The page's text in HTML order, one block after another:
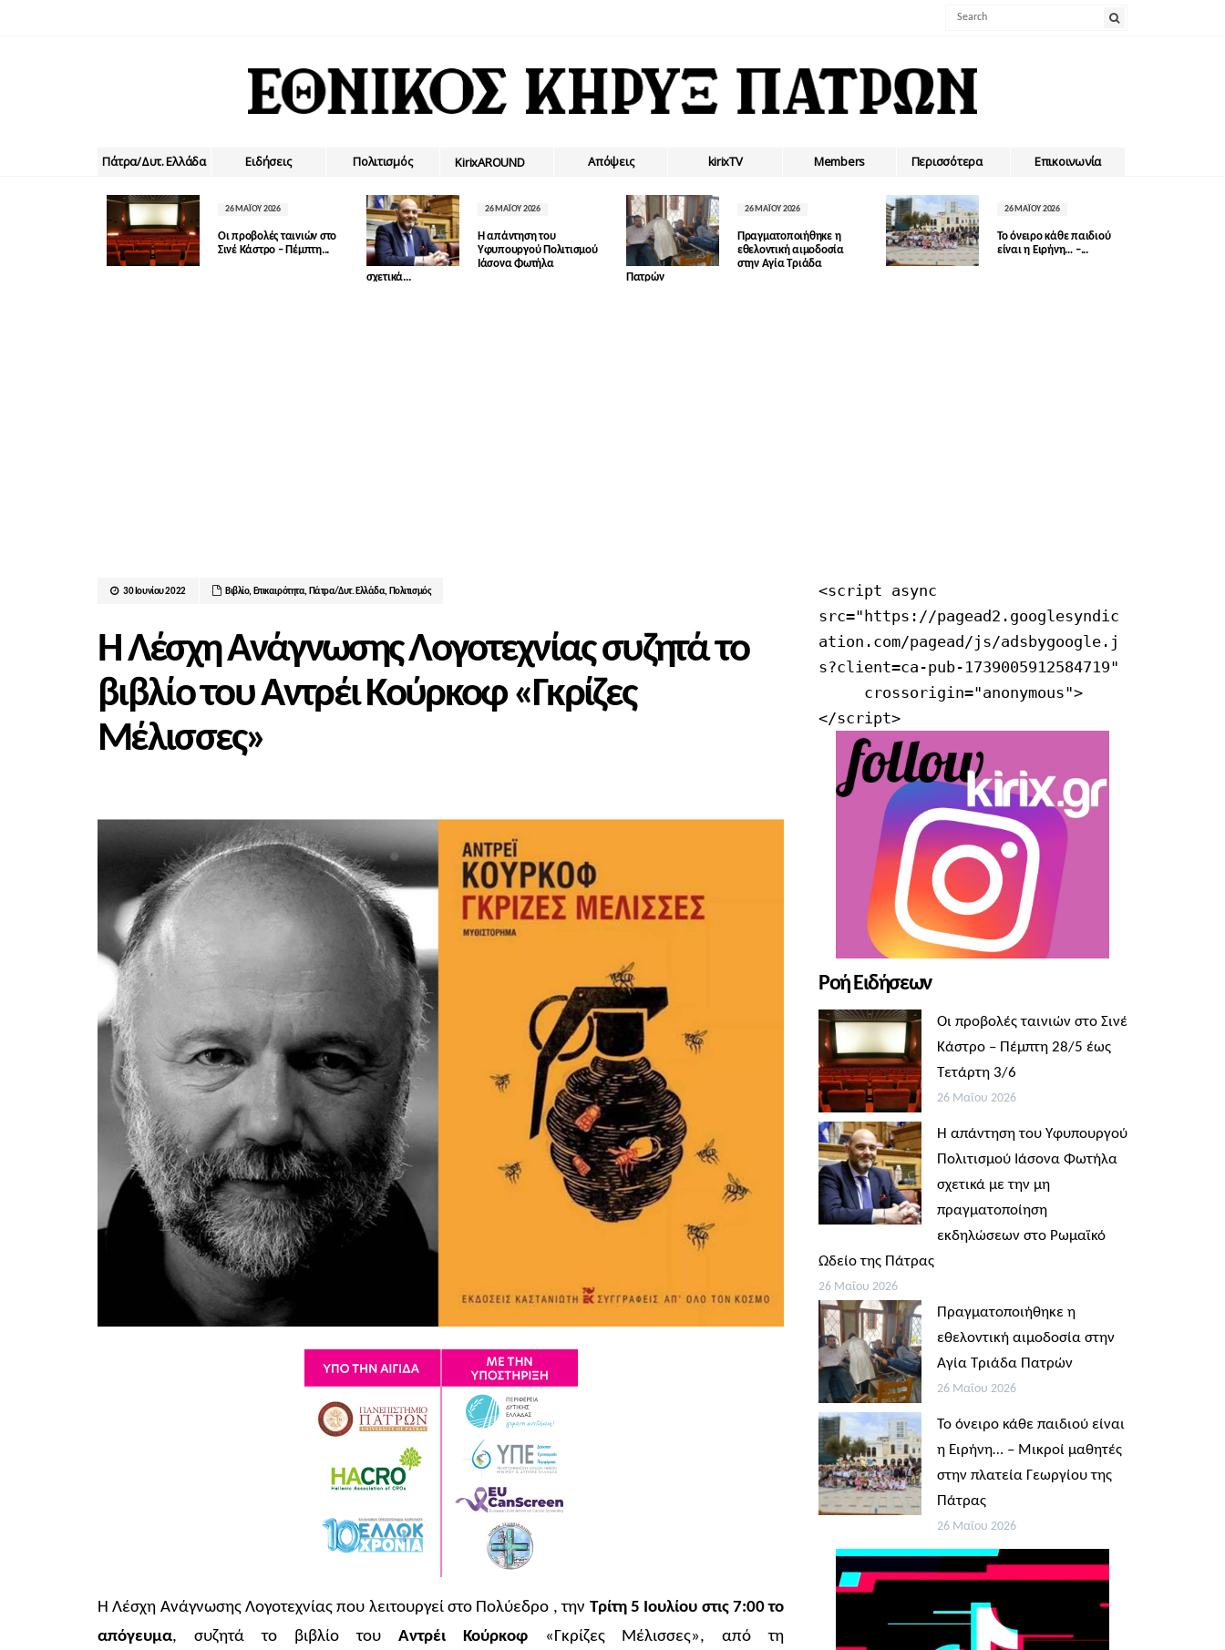
Πάτρα/Δυτ. Ελλάδα Ειδήσεις Πολιτισμός ΚirixAROUND Απόψεις kirixTV Members Περισσότερα Επικοινωνία
26 ΜΑΪ́ΟΥ 2026
Οι προβολές ταινιών στο
Σινέ Κάστρο – Πέμπτη...
26 ΜΑΪ́ΟΥ 2026
Η απάντηση του
Υφυπουργού Πολιτισμού
Ιάσονα Φωτήλα
σχετικά...
26 ΜΑΪ́ΟΥ 2026
Πραγματοποιήθηκε η
εθελοντική αιμοδοσία
στην Αγία Τριάδα
Πατρών
26 ΜΑΪ́ΟΥ 2026
Το όνειρο κάθε παιδιού
είναι η Ειρήνη… –...
30 Ιουνίου 2022 Βιβλίο,Επικαιρότητα,Πάτρα/Δυτ. Ελλάδα,Πολιτισμός
Η Λέσχη Ανάγνωσης Λογοτεχνίας συζητά το
βιβλίο του Αντρέι Κούρκοφ «Γκρίζες
Μέλισσες»
Η Λέσχη Ανάγνωσης Λογοτεχνίας που λειτουργεί στο Πολύεδρο , την Τρίτη 5 Ιουλίου στις 7:00 το
απόγευμα, συζητά το βιβλίο του Αντρέι Κούρκοφ
«Γκρίζες Μέλισσες», από τη
<script async
src="https://pagead2.googlesyndic
ation.com/pagead/js/adsbygoogle.j
s?client=ca-pub-1739005912584719"
</script>
Ροή Ειδήσεων
Οι προβολές ταινιών στο Σινέ
Κάστρο – Πέμπτη 28/5 έως
Τετάρτη 3/6
26 Μαΐου 2026
Η απάντηση του Υφυπουργού
Πολιτισμού Ιάσονα Φωτήλα
σχετικά με την μη
πραγματοποίηση
εκδηλώσεων στο Ρωμαϊκό
Ωδείο της Πάτρας
26 Μαΐου 2026
Πραγματοποιήθηκε η
εθελοντική αιμοδοσία στην
Αγία Τριάδα Πατρών
26 Μαΐου 2026
Το όνειρο κάθε παιδιού είναι
η Ειρήνη… – Μικροί μαθητές
στην πλατεία Γεωργίου της
Πάτρας
26 Μαΐου 2026